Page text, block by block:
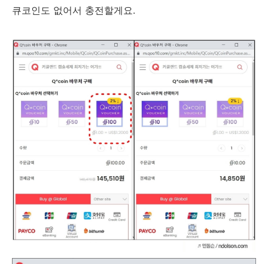
큐코인도 없어서 충전할게요.